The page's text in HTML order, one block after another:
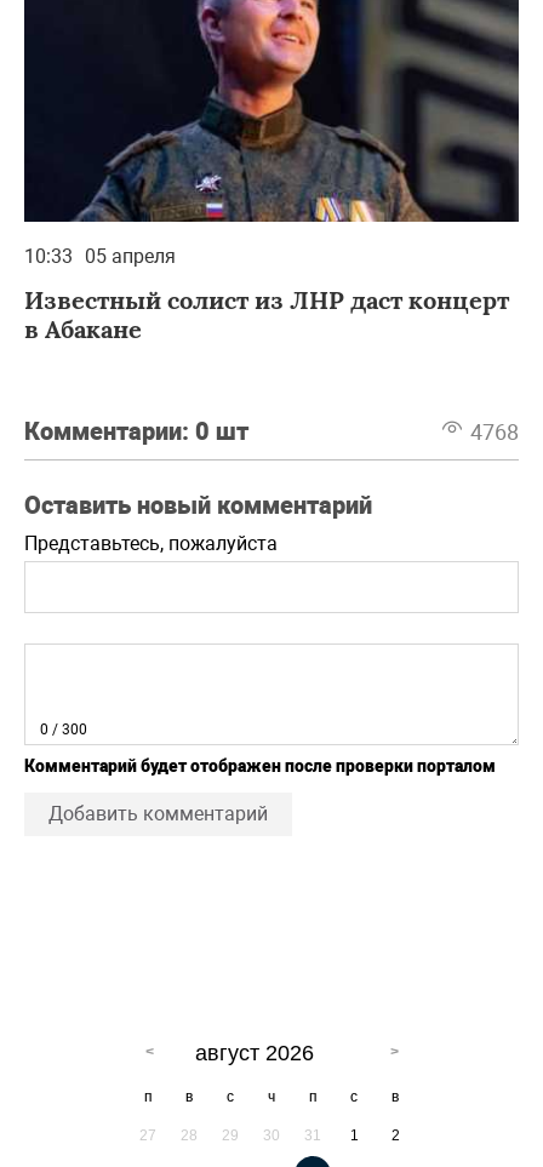
10:33 05 апреля
Известный солист из ЛНР даст концерт
в Абакане
Комментарии: 0 шт 4768
Оставить новый комментарий
Представьтесь, пожалуйста
0 / 300
Комментарий будет отображен после проверки порталом
Добавить комментарий
август 2026
п в с ч п с в
27 28 29 30 31 1 2